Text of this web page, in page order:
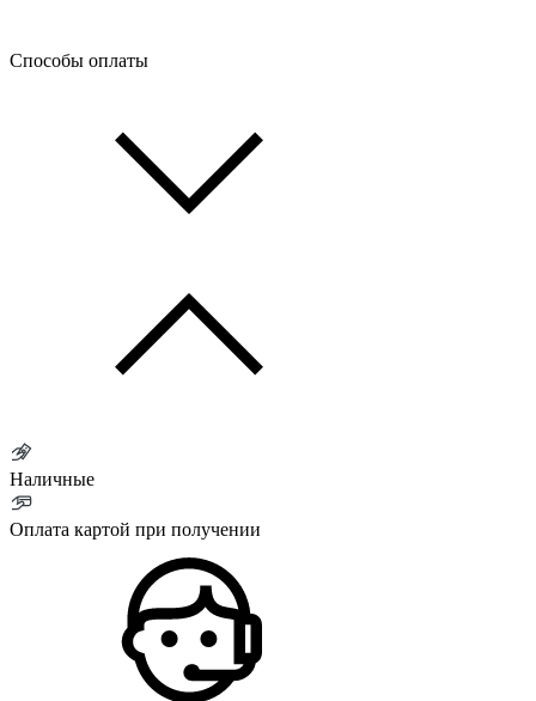
Способы оплаты
Наличные
Оплата картой при получении